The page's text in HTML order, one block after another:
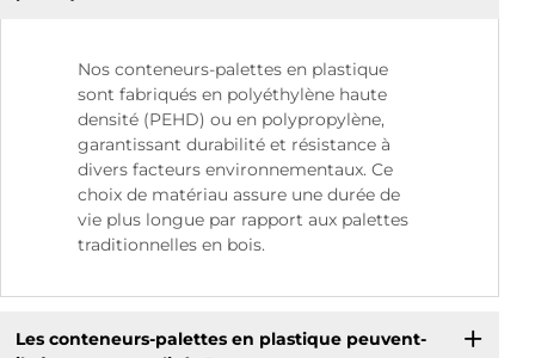
Nos conteneurs-palettes en plastique
sont fabriqués en polyéthylène haute
densité (PEHD) ou en polypropylène,
garantissant durabilité et résistance à
divers facteurs environnementaux. Ce
choix de matériau assure une durée de
vie plus longue par rapport aux palettes
traditionnelles en bois.
Les conteneurs-palettes en plastique peuvent-